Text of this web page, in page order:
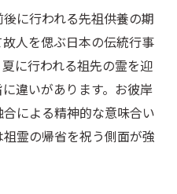
に行われる先祖供養の期
人を偲ぶ日本の伝統行事
に行われる祖先の霊を迎
違いがあります。お彼岸
による精神的な意味合い
霊の帰省を祝う側面が強